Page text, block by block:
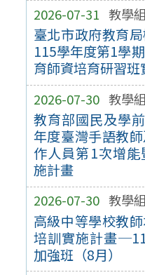
2026-07-31 教學組
臺北市政府教育
115學年度第1學
育師資培育研習班
2026-07-30 教學組
教育部國民及學
年度臺灣手語教
作人員第1次增
施計畫
2026-07-30 教學組
高級中等學校教
培訓實施計畫
加強班（8月）